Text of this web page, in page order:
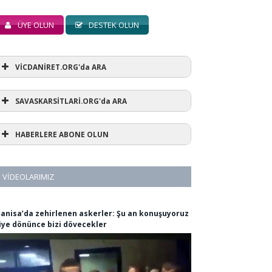
ÜYE OLUN DESTEK OLUN
VİCDANİRET.ORG'da ARA
SAVASKARSİTLARİ.ORG'da ARA
HABERLERE ABONE OLUN
VIDEOLARIMIZ
zehirlenen askerler: Şu an konuşuyoruz
dönünce bizi dövecekler